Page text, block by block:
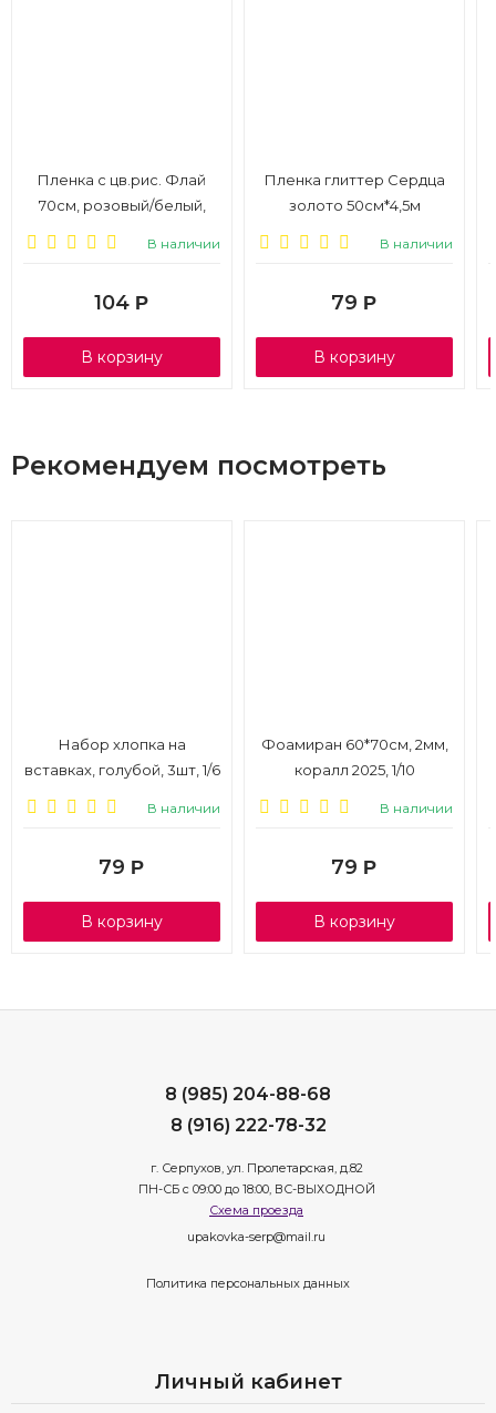
Пленка с цв.рис. Флай
70см, розовый/белый,
В наличии
104 Р
В корзину
Пленка глиттер Сердца
золото 50см*4,5м
В наличии
79 Р
В корзину
Рекомендуем посмотреть
Набор хлопка на
вставках, голубой, 3шт, 1/6
В наличии
79 Р
В корзину
Фоамиран 60*70см, 2мм,
коралл 2025, 1/10
В наличии
79 Р
В корзину
8 (985) 204-88-68
8 (916) 222-78-32
г. Серпухов, ул. Пролетарская, д.82
ПН-СБ с 09:00 до 18:00, ВС-ВЫХОДНОЙ
Схема проезда
upakovka-serp@mail.ru
Политика персональных данных
Личный кабинет